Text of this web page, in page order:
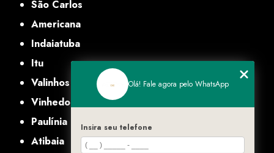
São Carlos
Americana
Indaiatuba
Itu
Valinhos
Vinhedo
Paulínia
Atibaia
Olá! Fale agora pelo WhatsApp
Insira seu telefone